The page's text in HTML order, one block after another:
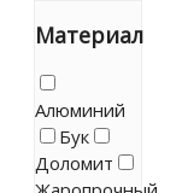
Материал
Алюминий
Бук
Доломит